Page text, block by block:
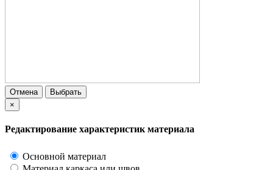
Отмена
Выбрать
×
Редактирование характеристик материала
Основной материал